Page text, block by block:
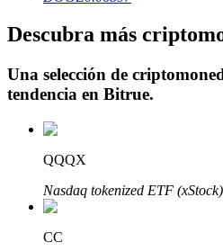
Inversión automática
Obtenga ganancias a largo
Descubra más
Una selección de
tendencia en Bitrue.
QQQX
Nasdaq tokenized ETF (xStock)
CC